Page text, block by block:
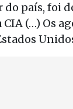
país, foi
(…) Os